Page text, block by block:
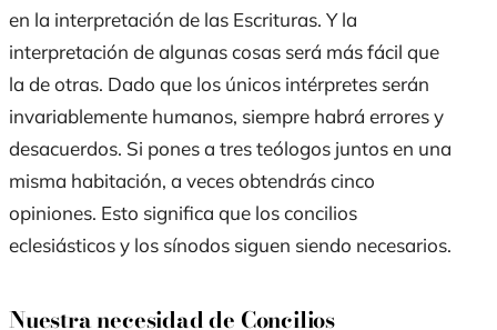
en la interpretación de las Escrituras. Y la
interpretación de algunas cosas será más fácil que
la de otras. Dado que los únicos intérpretes serán
invariablemente humanos, siempre habrá errores y
desacuerdos. Si pones a tres teólogos juntos en una
misma habitación, a veces obtendrás cinco
opiniones. Esto significa que los concilios
eclesiásticos y los sínodos siguen siendo necesarios.
Nuestra necesidad de Concilios